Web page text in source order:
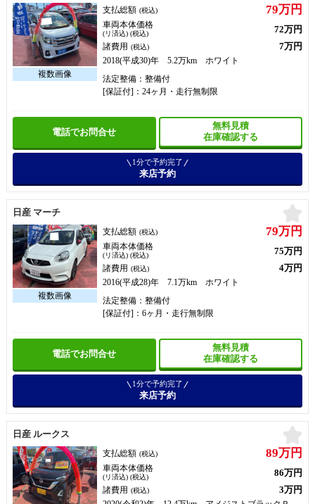
支払総額 (税込) 79万円
車両本体価格
(リ済込) (税込) 72万円
諸費用 (税込) 7万円
2018(平成30)年 5.2万km ホワイト
法定整備：整備付
[保証付]：24ヶ月・走行無制限
電話でお問合せ
無料見積
在庫確認する
1分で予約完了
来店予約
日産 マーチ
支払総額 (税込) 79万円
車両本体価格
(リ済込) (税込) 75万円
諸費用 (税込) 4万円
2016(平成28)年 7.1万km ホワイト
法定整備：整備付
[保証付]：6ヶ月・走行無制限
電話でお問合せ
無料見積
在庫確認する
1分で予約完了
来店予約
日産 ルークス
支払総額 (税込) 89万円
車両本体価格
(リ済込) (税込) 86万円
諸費用 (税込) 3万円